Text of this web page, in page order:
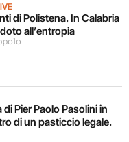
di Polistena. In Calabria
all’entropia
di Pier Paolo Pasolini in
di un pasticcio legale.